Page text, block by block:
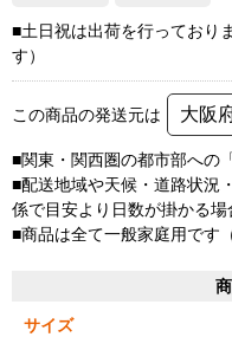
■土日祝は出荷を行っており
す）
この商品の発送元は 大阪
■関東・関西圏の都市部への
■配送地域や天候・道路状況
係で目安より日数が掛かる場
■商品は全て一般家庭用です
サイズ